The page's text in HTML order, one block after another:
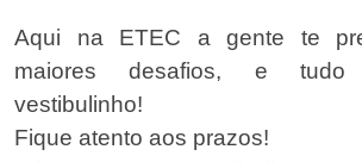
Aqui na ETEC a gente te
maiores desafios, e
vestibulinho!
Fique atento aos prazos!